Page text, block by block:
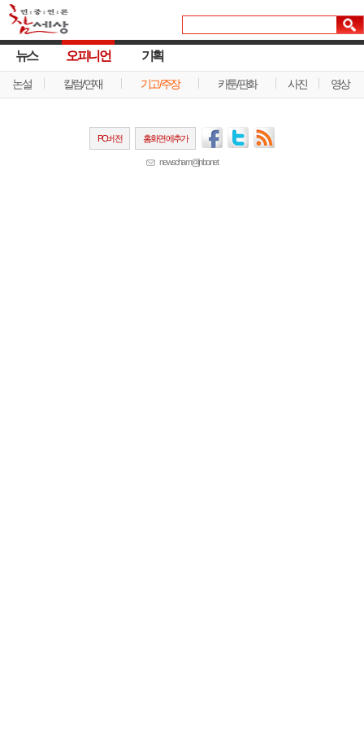
뉴스 오피니언
논설 칼럼/연재 기고/주장 카툰/판화 사진 영상
기획
PC버전 홈화면에추가
newscham@jinbo.net